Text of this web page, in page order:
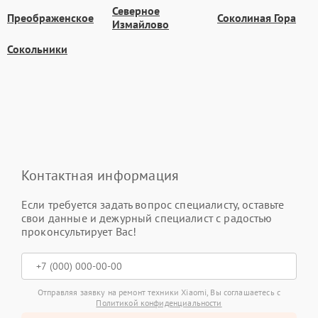
Преображенское
Северное
Измайлово
Соколиная Гора
Сокольники
Контактная информация
Если требуется задать вопрос специалисту, оставьте
свои данные и дежурный специалист с радостью
проконсультирует Вас!
Отправляя заявку на ремонт техники Xiaomi, Вы соглашаетесь с
Политикой конфиденциальности